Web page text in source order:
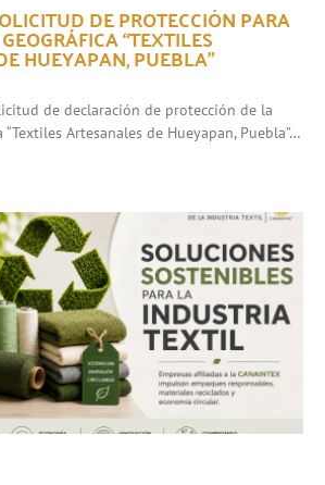
DE PROTECCIÓN PARA
“TEXTILES
HUEYAPAN, PUEBLA”
de declaración de protección de la
Artesanales de Hueyapan, Puebla”…